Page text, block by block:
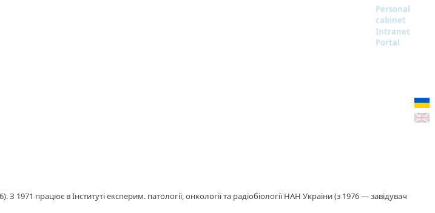
Personal
cabinet
Intranet
Portal
працює в Інституті експерим. патології, онкології та радіобіології НАН України (з 1976 — завідувач